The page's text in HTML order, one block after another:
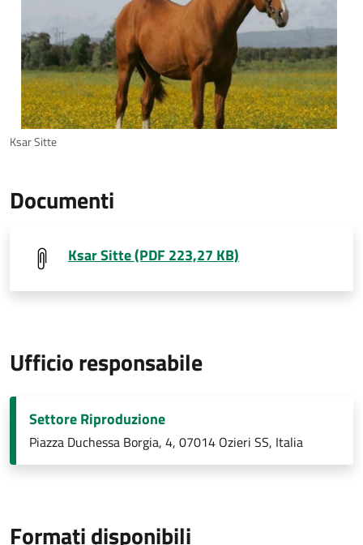
Ksar Sitte
Documenti
Ksar Sitte (PDF 223,27 KB)
Ufficio responsabile
Settore Riproduzione
Piazza Duchessa Borgia, 4, 07014 Ozieri SS, Italia
Formati disponibili